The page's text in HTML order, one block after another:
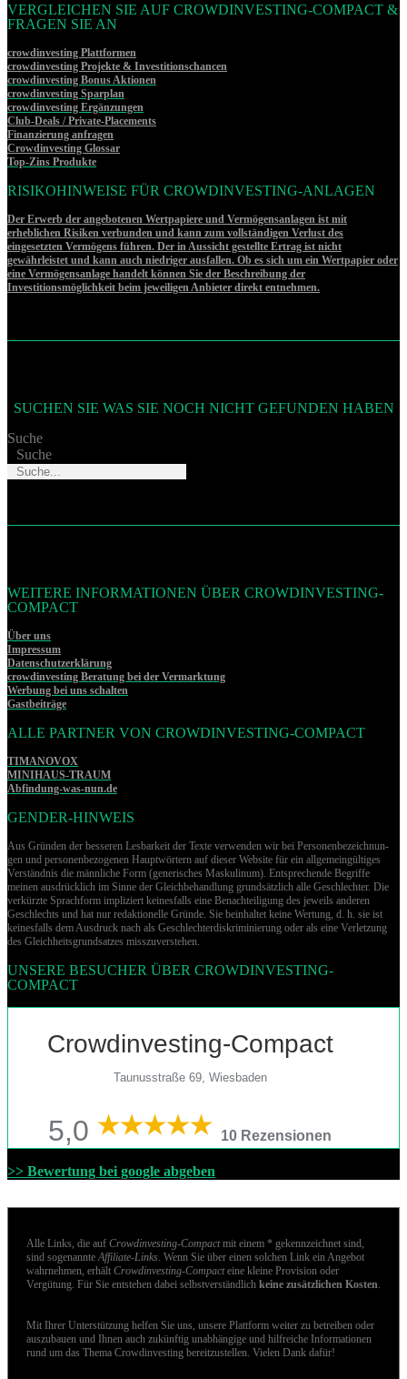
VERGLEICHEN SIE AUF CROWDINVESTING-COMPACT &
FRAGEN SIE AN
crowdinvesting Plattformen
crowdinvesting Projekte & Investitionschancen
crowdinvesting Bonus Aktionen
crowdinvesting Sparplan
crowdinvesting Ergänzungen
Club-Deals / Private-Placements
Finanzierung anfragen
Crowdinvesting Glossar
Top-Zins Produkte
RISIKOHINWEISE FÜR CROWDINVESTING-ANLAGEN
Der Erwerb der angebotenen Wertpapiere und Vermögensanlagen ist mit
erheblichen Risiken verbunden und kann zum vollständigen Verlust des
eingesetzten Vermögens führen. Der in Aussicht gestellte Ertrag ist nicht
gewährleistet und kann auch niedriger ausfallen. Ob es sich um ein Wertpapier oder
eine Vermögensanlage handelt können Sie der Beschreibung der
Investitionsmöglichkeit beim jeweiligen Anbieter direkt entnehmen.
SUCHEN SIE WAS SIE NOCH NICHT GEFUNDEN HABEN
Suche
Suche
WEITERE INFORMATIONEN ÜBER CROWDINVESTING-
COMPACT
Über uns
Impressum
Datenschutzerklärung
crowdinvesting Beratung bei der Vermarktung
Werbung bei uns schalten
Gastbeiträge
ALLE PARTNER VON CROWDINVESTING-COMPACT
TIMANOVOX
MINIHAUS-TRAUM
Abfindung-was-nun.de
GENDER-HINWEIS
Aus Gründen der besseren Lesbarkeit der Texte verwenden wir bei Per­so­nen­be­zeich­nun­
gen und per­so­nen­be­zo­ge­nen Hauptwörtern auf dieser Website für ein allgemeingültiges
Verständnis die männliche Form (generisches Maskulinum). Entsprechende Begriffe
meinen ausdrücklich im Sinne der Gleichbehandlung grund­sätz­lich alle Geschlechter. Die
verkürzte Sprachform impliziert keinesfalls eine Benachteiligung des jeweils anderen
Geschlechts und hat nur redaktionelle Gründe. Sie beinhaltet keine Wertung, d. h. sie ist
keinesfalls dem Ausdruck nach als Geschlechterdiskriminierung oder als eine Verletzung
des Gleich­heits­grund­sat­zes misszuverstehen.
UNSERE BESUCHER ÜBER CROWDINVESTING-
COMPACT
Crowdinvesting-Compact
Taunusstraße 69, Wiesbaden
5,0 10 Rezensionen
>> Bewertung bei google abgeben
Alle Links, die auf Crowdinvesting-Compactmit einem * gekennzeichnet sind,
sind sogenannteAffiliate-Links. Wenn Sie über einen solchen Link ein Angebot
wahrnehmen, erhält Crowdinvesting-Compacteine kleine Provision oder
Vergütung. Für Sie entstehen dabei selbstverständlich keine zusätzlichen Kosten.
Mit Ihrer Unterstützung helfen Sie uns, unsere Plattform weiter zu betreiben oder
auszubauen und Ihnen auch zukünftig unabhängige und hilfreiche Informationen
rund um das Thema Crowdinvesting bereitzustellen. Vielen Dank dafür!